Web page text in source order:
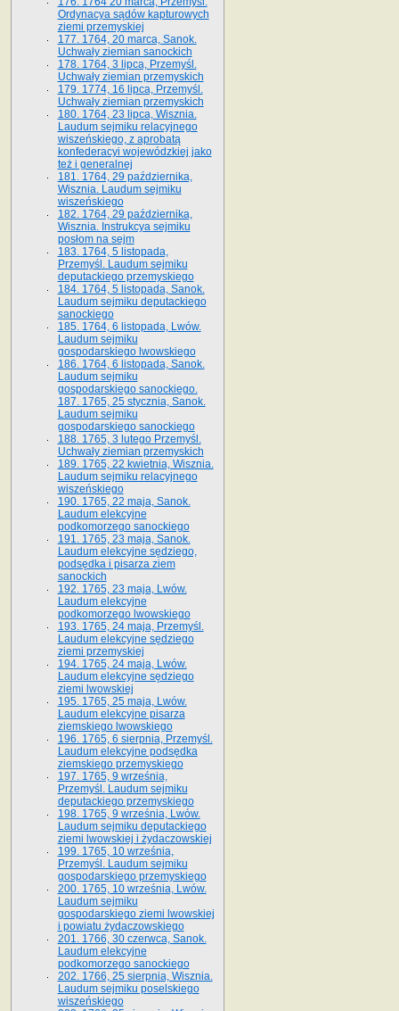
Ordynacya sądów kapturowych
ziemi przemyskiej
177. 1764, 20 marca, Sanok.
Uchwały ziemian sanockich
178. 1764, 3 lipca, Przemyśl.
Uchwały ziemian przemyskich
179. 1774, 16 lipca, Przemyśl.
Uchwały ziemian przemyskich
180. 1764, 23 lipca, Wisznia.
Laudum sejmiku relacyjnego
wiszeńskiego, z aprobatą
konfederacyi wojewódzkiej jako
też i generalnej
181. 1764, 29 października,
Wisznia. Laudum sejmiku
wiszeńskiego
182. 1764, 29 października,
Wisznia. Instrukcya sejmiku
posłom na sejm
183. 1764, 5 listopada,
Przemyśl. Laudum sejmiku
deputackiego przemyskiego
184. 1764, 5 listopada, Sanok.
Laudum sejmiku deputackiego
sanockiego
185. 1764, 6 listopada, Lwów.
Laudum sejmiku
gospodarskiego lwowskiego
186. 1764, 6 listopada, Sanok.
Laudum sejmiku
gospodarskiego sanockiego.
187. 1765, 25 stycznia, Sanok.
Laudum sejmiku
gospodarskiego sanockiego
188. 1765, 3 lutego Przemyśl.
Uchwały ziemian przemyskich
189. 1765, 22 kwietnia, Wisznia.
Laudum sejmiku relacyjnego
wiszeńskiego
190. 1765, 22 maja, Sanok.
Laudum elekcyjne
podkomorzego sanockiego
191. 1765, 23 maja, Sanok.
Laudum elekcyjne sędziego,
podsędka i pisarza ziem
sanockich
192. 1765, 23 maja, Lwów.
Laudum elekcyjne
podkomorzego lwowskiego
193. 1765, 24 maja, Przemyśl.
Laudum elekcyjne sędziego
ziemi przemyskiej
194. 1765, 24 maja, Lwów.
Laudum elekcyjne sędziego
ziemi lwowskiej
195. 1765, 25 maja, Lwów.
Laudum elekcyjne pisarza
ziemskiego lwowskiego
196. 1765, 6 sierpnia, Przemyśl.
Laudum elekcyjne podsędka
ziemskiego przemyskiego
197. 1765, 9 września,
Przemyśl. Laudum sejmiku
deputackiego przemyskiego
198. 1765, 9 września, Lwów.
Laudum sejmiku deputackiego
ziemi lwowskiej i żydaczowskiej
199. 1765, 10 września,
Przemyśl. Laudum sejmiku
gospodarskiego przemyskiego
200. 1765, 10 września, Lwów.
Laudum sejmiku
gospodarskiego ziemi lwowskiej
i powiatu żydaczowskiego
201. 1766, 30 czerwca, Sanok.
Laudum elekcyjne
podkomorzego sanockiego
202. 1766, 25 sierpnia, Wisznia.
Laudum sejmiku poselskiego
wiszeńskiego